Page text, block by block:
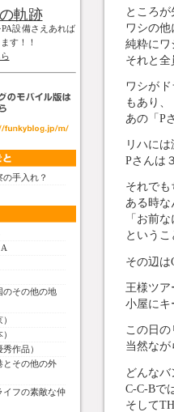
軌跡
設備さえあれば
す！！
手入れ？
のその他の地
作品）
とその他の外
イフの素敵な仲
ところ
ワシの
純粋にワ
それと
ワシが
もあり、
あの「P
リハに
Pさんは
それで
ある時な
「お前
という
その辺
王様ツ
小屋にキ
この日
当然な
どんな
C-C-Bで
そして